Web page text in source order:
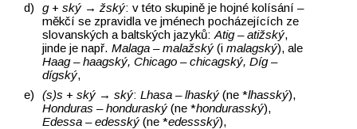
g +ský→ žský: v této skupině je hojné kolísání –⁠⁠⁠⁠⁠⁠⁠⁠⁠⁠⁠⁠⁠⁠⁠⁠⁠⁠⁠⁠⁠⁠⁠⁠⁠⁠⁠⁠⁠⁠⁠⁠⁠⁠⁠⁠⁠⁠⁠⁠⁠⁠⁠⁠⁠⁠⁠⁠⁠⁠⁠⁠⁠⁠⁠⁠⁠⁠⁠⁠⁠⁠
měkčí se zpravidla ve jménech pocházejících ze
slovanských a baltských jazyků:Atig –⁠⁠⁠⁠⁠⁠⁠⁠⁠⁠⁠⁠⁠⁠⁠⁠⁠⁠⁠⁠⁠⁠⁠⁠⁠⁠⁠⁠⁠⁠⁠⁠⁠⁠⁠⁠⁠⁠⁠⁠⁠⁠⁠⁠⁠⁠⁠⁠⁠⁠⁠⁠⁠⁠⁠⁠⁠⁠⁠⁠⁠⁠ atižský,
jinde je např.Malaga –⁠⁠⁠⁠⁠⁠⁠⁠⁠⁠⁠⁠⁠⁠⁠⁠⁠⁠⁠⁠⁠⁠⁠⁠⁠⁠⁠⁠⁠⁠⁠⁠⁠⁠⁠⁠⁠⁠⁠⁠⁠⁠⁠⁠⁠⁠⁠⁠⁠⁠⁠⁠⁠⁠⁠⁠⁠⁠⁠⁠⁠⁠ malažský(imalagský), ale
Haag –⁠⁠⁠⁠⁠⁠⁠⁠⁠⁠⁠⁠⁠⁠⁠⁠⁠⁠⁠⁠⁠⁠⁠⁠⁠⁠⁠⁠⁠⁠⁠⁠⁠⁠⁠⁠⁠⁠⁠⁠⁠⁠⁠⁠⁠⁠⁠⁠⁠⁠⁠⁠⁠⁠⁠⁠⁠⁠⁠⁠⁠⁠ haagský, Chicago –⁠⁠⁠⁠⁠⁠⁠⁠⁠⁠⁠⁠⁠⁠⁠⁠⁠⁠⁠⁠⁠⁠⁠⁠⁠⁠⁠⁠⁠⁠⁠⁠⁠⁠⁠⁠⁠⁠⁠⁠⁠⁠⁠⁠⁠⁠⁠⁠⁠⁠⁠⁠⁠⁠⁠⁠⁠⁠⁠⁠⁠⁠ chicagský, Díg –⁠⁠⁠⁠⁠⁠⁠⁠⁠⁠⁠⁠⁠⁠⁠⁠⁠⁠⁠⁠⁠⁠⁠⁠⁠⁠⁠⁠⁠⁠⁠⁠⁠⁠⁠⁠⁠⁠⁠⁠⁠⁠⁠⁠⁠⁠⁠⁠⁠⁠⁠⁠⁠⁠⁠⁠⁠⁠⁠⁠⁠⁠
dígský,
(s)s + ský→ ský:Lhasa –⁠⁠⁠⁠⁠⁠⁠⁠⁠⁠⁠⁠⁠⁠⁠⁠⁠⁠⁠⁠⁠⁠⁠⁠⁠⁠⁠⁠⁠⁠⁠⁠⁠⁠⁠⁠⁠⁠⁠⁠⁠⁠⁠⁠⁠⁠⁠⁠⁠⁠⁠⁠⁠⁠⁠⁠⁠⁠⁠⁠⁠⁠ lhaský(ne *lhasský),
Honduras –⁠⁠⁠⁠⁠⁠⁠⁠⁠⁠⁠⁠⁠⁠⁠⁠⁠⁠⁠⁠⁠⁠⁠⁠⁠⁠⁠⁠⁠⁠⁠⁠⁠⁠⁠⁠⁠⁠⁠⁠⁠⁠⁠⁠⁠⁠⁠⁠⁠⁠⁠⁠⁠⁠⁠⁠⁠⁠⁠⁠⁠⁠ honduraský(ne *hondurasský),
Edessa –⁠⁠⁠⁠⁠⁠⁠⁠⁠⁠⁠⁠⁠⁠⁠⁠⁠⁠⁠⁠⁠⁠⁠⁠⁠⁠⁠⁠⁠⁠⁠⁠⁠⁠⁠⁠⁠⁠⁠⁠⁠⁠⁠⁠⁠⁠⁠⁠⁠⁠⁠⁠⁠⁠⁠⁠⁠⁠⁠⁠⁠⁠ edesský(ne *edessský),